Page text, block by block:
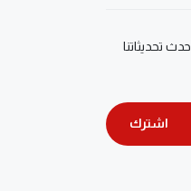
تحديثاتنا
اشترك